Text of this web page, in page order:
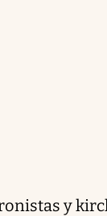
y